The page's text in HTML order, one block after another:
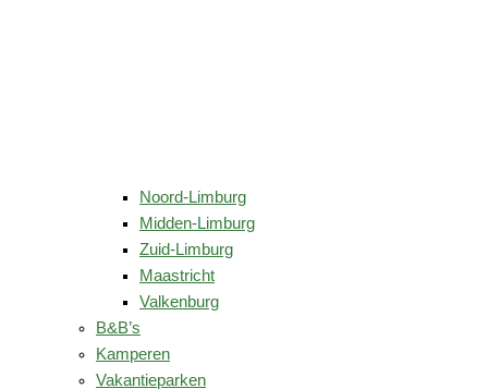
Noord-Limburg
Midden-Limburg
Zuid-Limburg
Maastricht
Valkenburg
B&B’s
Kamperen
Vakantieparken